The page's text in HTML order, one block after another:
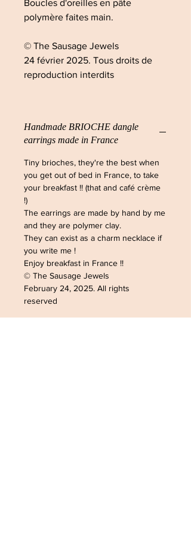
Boucles d'oreilles en pâte
polymère faites main.
© The Sausage Jewels
24 février 2025. Tous droits de
reproduction interdits
Handmade BRIOCHE dangle
earrings made in France
Tiny brioches, they're the best when
you get out of bed in France, to take
your breakfast !! (that and café crème
!)
The earrings are made by hand by me
and they are polymer clay.
They can exist as a charm necklace if
you write me !
Enjoy breakfast in France !!
© The Sausage Jewels
February 24, 2025. All rights
reserved